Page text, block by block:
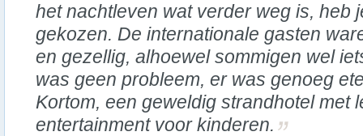
het nachtleven wat verder weg is, heb
gekozen. De internationale gasten
en gezellig, alhoewel sommigen wel
was geen probleem, er was genoeg
Kortom, een geweldig strandhotel met
entertainment voor kinderen.